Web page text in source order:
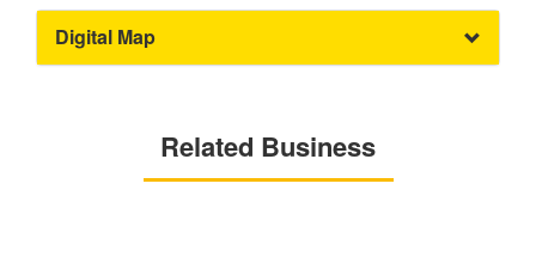
Digital Map
Related Business